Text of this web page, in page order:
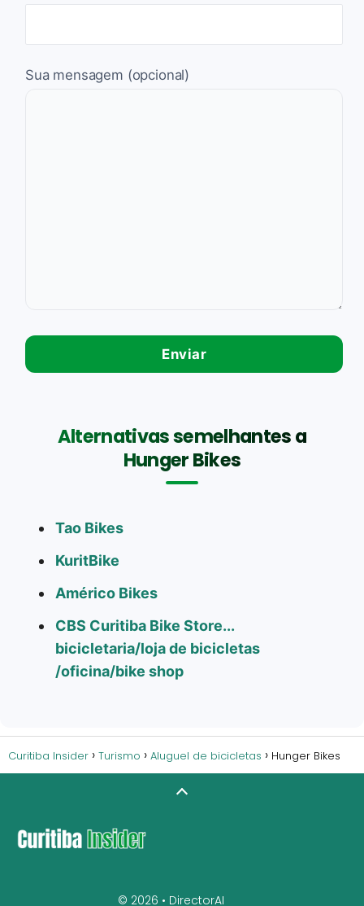
Sua mensagem (opcional)
Alternativas semelhantes a
Hunger Bikes
Tao Bikes
KuritBike
Américo Bikes
CBS Curitiba Bike Store...
bicicletaria/loja de bicicletas
/oficina/bike shop
Curitiba Insider Turismo Aluguel de bicicletas Hunger Bikes
© 2026 • DirectorAI